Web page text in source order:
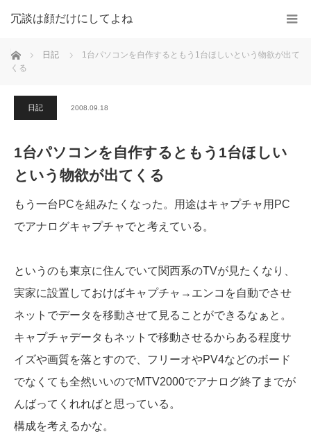
冗談は顔だけにしてよね
ホーム 日記
1台パソコンを自作するともう1台ほしいという物欲が出て
くる
日記 2008.09.18
1台パソコンを自作するともう1台ほしい
という物欲が出てくる
もう一台PCを組みたくなった。用途はキャプチャ用PC
でアナログキャプチャでと考えている。
というのも東京に住んでいて関西系のTVが見たくなり、
実家に設置しておけばキャプチャ→エンコを自動でさせ
ネットでデータを移動させて見ることができるなぁと。
キャプチャデータもネットで移動させるからある程度サ
イズや画質を落とすので、フリーオやPV4などのボード
でなくても全然いいのでMTV2000でアナログ終了までが
んばってくれればと思っている。
構成を考えるかな。